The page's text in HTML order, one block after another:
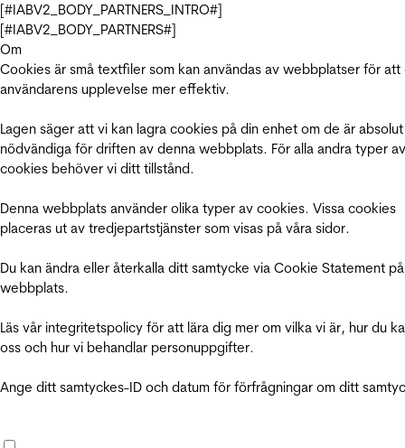
[#IABV2_BODY_PARTNERS_INTRO#]
[#IABV2_BODY_PARTNERS#]
Om
Cookies är små textfiler som kan användas av webbplatser för att
användarens upplevelse mer effektiv.
Lagen säger att vi kan lagra cookies på din enhet om de är absolut
nödvändiga för driften av denna webbplats. För alla andra typer av
cookies behöver vi ditt tillstånd.
Denna webbplats använder olika typer av cookies. Vissa cookies
placeras ut av tredjepartstjänster som visas på våra sidor.
Du kan ändra eller återkalla ditt samtycke via Cookie Statement
webbplats.
Läs vår integritetspolicy för att lära dig mer om vilka vi är, hur du
oss och hur vi behandlar personuppgifter.
Ange ditt samtyckes-ID och datum för förfrågningar om ditt